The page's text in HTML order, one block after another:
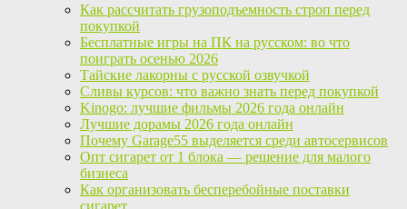
Как рассчитать грузоподъемность строп перед
покупкой
Бесплатные игры на ПК на русском: во что
поиграть осенью 2026
Тайские лакорны с русской озвучкой
Сливы курсов: что важно знать перед покупкой
Kinogo: лучшие фильмы 2026 года онлайн
Лучшие дорамы 2026 года онлайн
Почему Garage55 выделяется среди автосервисов
Опт сигарет от 1 блока — решение для малого
бизнеса
Как организовать бесперебойные поставки
сигарет